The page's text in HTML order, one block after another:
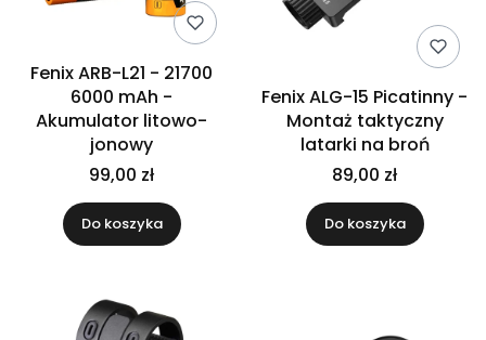
Fenix ARB-L21 - 21700
6000 mAh -
Akumulator litowo-
jonowy
99,00 zł
Do koszyka
Fenix ALG-15 Picatinny -
Montaż taktyczny
latarki na broń
89,00 zł
Do koszyka